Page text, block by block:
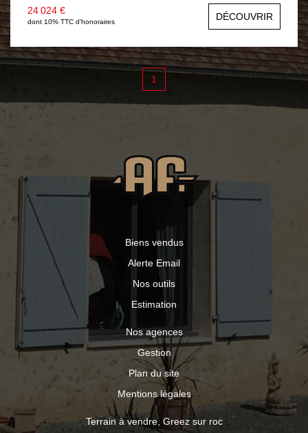
raccordement possible Vendu en l'état ? libre de
constructeur Fort potentiel pour projet de maison
naturel, calme et verdoyant. Contactez nous pour plus
d'informations ou organiser une visite !
24 024 €
dont 10% TTC d'honoraires DÉCOUVRIR
1
Biens vendus
Alerte Email
Nos outils
Estimation
Nos agences
Gestion
Plan du site
Mentions légales
Terrain à vendre, Greez sur roc